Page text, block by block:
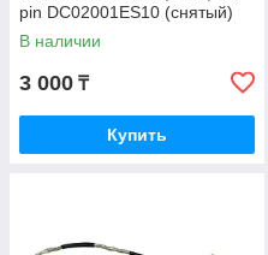
pin DC02001ES10 (снятый)
В наличии
3 000 ₸
Купить